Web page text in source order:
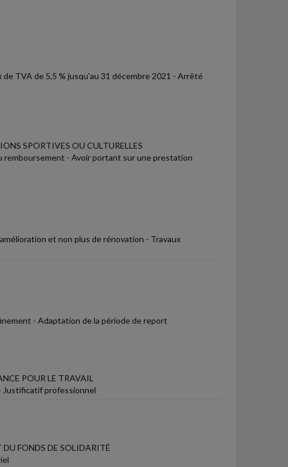
TVA de 5,5 % jusqu'au 31 décembre 2021 - Arrêté
SPORTIVES OU CULTURELLES
- Avoir portant sur une prestation
et non plus de rénovation - Travaux
- Adaptation de la période de report
POUR LE TRAVAIL
Justificatif professionnel
FONDS DE SOLIDARITÉ